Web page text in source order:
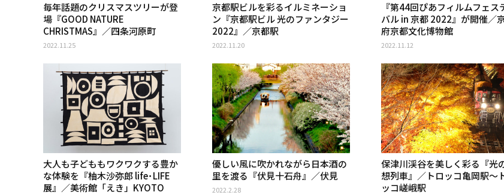
毎年話題のクリスマスツリーが登
場『GOOD NATURE
CHRISTMAS』／四条河原町
2022.11.25
京都駅ビルを彩るイルミネーショ
ン『京都駅ビル 光のファンタジー
2022』／京都駅
2022.11.20
『第44回ぴあフィルムフェス
バル in 京都 2022』が開催／
府京都文化博物館
2022.11.12
大人も子どももワクワクする豊か
な体験を『柚木沙弥郎 life･LIFE
展』／美術館「えき」KYOTO
優しい風に吹かれながら日本酒の
里を渡る『伏見十石舟』／伏見
2022.2.28
保津川渓谷を美しく彩る『光
想列車』／トロッコ亀岡駅〜
ッコ嵯峨駅